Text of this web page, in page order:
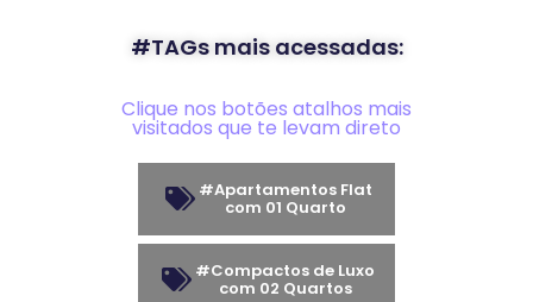
#TAGs mais acessadas:
Clique nos botões atalhos mais
visitados que te levam direto
#Apartamentos Flat
com 01 Quarto
#Compactos de Luxo
com 02 Quartos